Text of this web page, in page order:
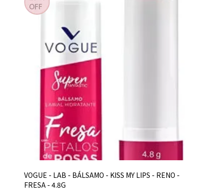
VOGUE - LAB - BÁLSAMO - KISS MY LIPS - RENO -
FRESA - 4.8G